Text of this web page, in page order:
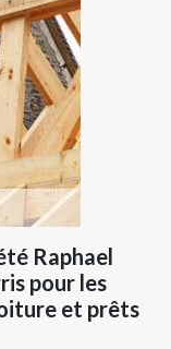
Raphael
pour les
et prêts